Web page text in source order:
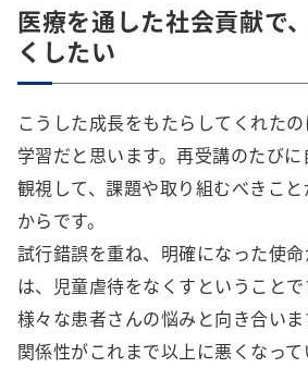
医療を通した社会貢献で
くしたい
こうした成長をもたらしてくれた
学習だと思います。再受講のたび
観視して、課題や取り組むべきこと
からです。
試行錯誤を重ね、明確になった使
は、児童虐待をなくすということ
様々な患者さんの悩みと向き合い
関係性がこれまで以上に悪くなって